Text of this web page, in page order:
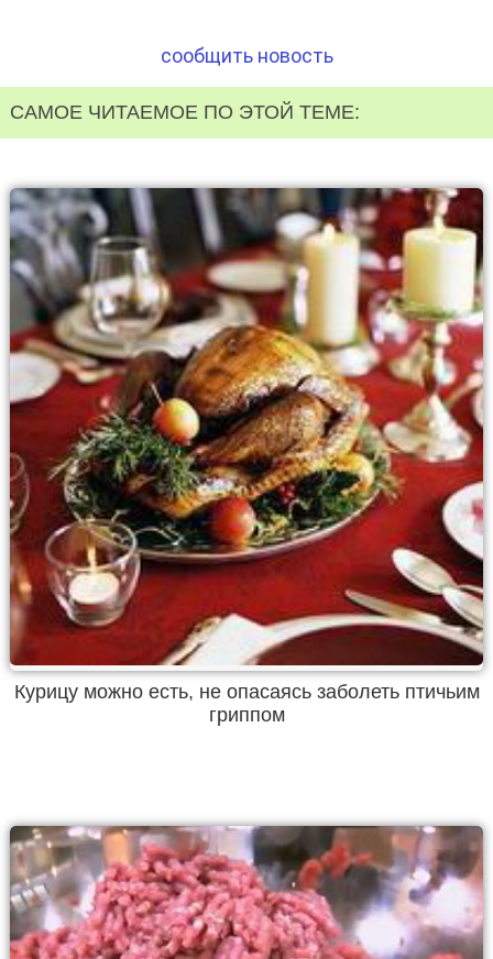
сообщить новость
САМОЕ ЧИТАЕМОЕ ПО ЭТОЙ ТЕМЕ:
Курицу можно есть, не опасаясь заболеть птичьим
гриппом